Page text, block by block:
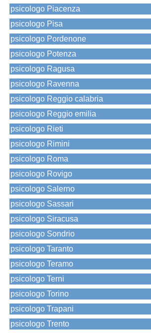
psicologo Piacenza
psicologo Pisa
psicologo Pordenone
psicologo Potenza
psicologo Ragusa
psicologo Ravenna
psicologo Reggio calabria
psicologo Reggio emilia
psicologo Rieti
psicologo Rimini
psicologo Roma
psicologo Rovigo
psicologo Salerno
psicologo Sassari
psicologo Siracusa
psicologo Sondrio
psicologo Taranto
psicologo Teramo
psicologo Terni
psicologo Torino
psicologo Trapani
psicologo Trento